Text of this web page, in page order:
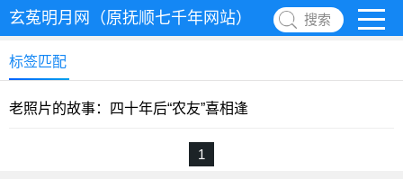
玄菟明月网（原抚顺七千年网站） 搜索
标签匹配
老照片的故事：四十年后“农友”喜相逢
1